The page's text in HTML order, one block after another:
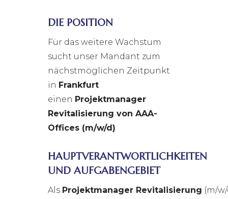
DIE POSITION
Für das weitere Wachstum
sucht unser Mandant zum
nächstmöglichen Zeitpunkt
in Frankfurt
einen Projektmanager
Revitalisierung von AAA-
Offices (m/w/d)
HAUPTVERANTWORTLICHKEITEN
UND AUFGABENGEBIET
Als Projektmanager Revitalisierung (m/